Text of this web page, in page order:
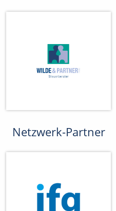
Netzwerk-Partner